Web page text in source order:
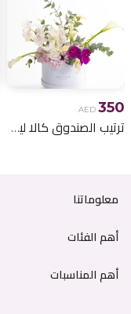
AED 350
ترتيب الصندوق كالا ليلي
معلوماتنا
أهم الفئات
أهم المناسبات